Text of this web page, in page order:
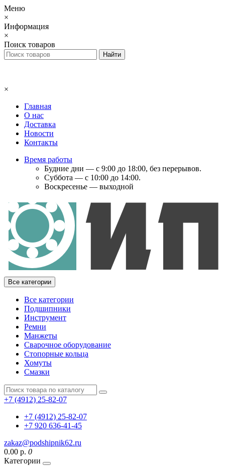
Меню
×
Информация
×
Поиск товаров
×
Главная
О нас
Доставка
Новости
Контакты
Время работы
Будние дни — с 9:00 до 18:00, без перерывов.
Суббота — с 10:00 до 14:00.
Воскресенье — выходной
Все категории
Все категории
Подшипники
Инструмент
Ремни
Манжеты
Сварочное оборудование
Стопорные кольца
Хомуты
Смазки
+7 (4912) 25-82-07
+7 (4912) 25-82-07
+7 920 636-41-45
zakaz@podshipnik62.ru
0.00 р. 0
Категории